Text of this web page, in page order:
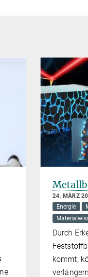
24. MÄRZ
Energie
Durch
kommt,